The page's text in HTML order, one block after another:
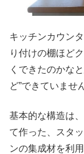
キッチンカウン
り付けの棚ほど
くできたのかな
ど”できていませ
基本的な構造は
て作った、スタ
ンの集成材を利